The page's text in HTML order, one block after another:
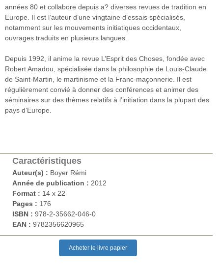
années 80 et collabore depuis a? diverses revues de tradition en
Europe. Il est l’auteur d’une vingtaine d’essais spécialisés,
notamment sur les mouvements initiatiques occidentaux,
ouvrages traduits en plusieurs langues.
Depuis 1992, il anime la revue L’Esprit des Choses, fondée avec
Robert Amadou, spécialisée dans la philosophie de Louis-Claude
de Saint-Martin, le martinisme et la Franc-maçonnerie. Il est
régulièrement convié à donner des conférences et animer des
séminaires sur des thèmes relatifs à l’initiation dans la plupart des
pays d’Europe.
Caractéristiques
Auteur(s) : Boyer Rémi
Année de publication : 2012
Format : 14 x 22
Pages : 176
ISBN : 978-2-35662-046-0
EAN : 9782356620965